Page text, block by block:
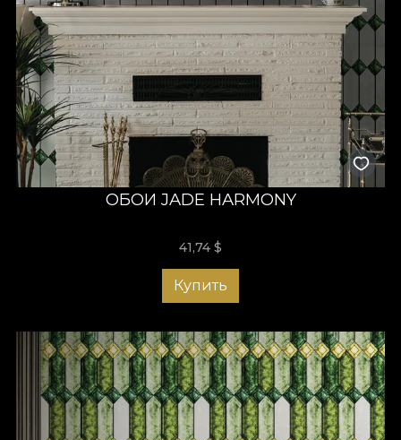
ОБОИ JADE HARMONY
41,74 $
Купить